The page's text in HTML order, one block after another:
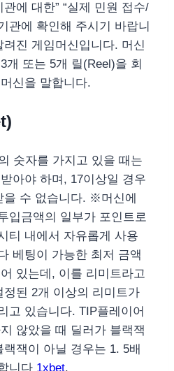
에 대한” “실제 민원 접수/
관에 확인해 주시기 바랍니
진 게임머신입니다. 머신
개 또는 5개 릴(Reel)을 회
신을 말합니다.
숫자를 가지고 있을 때는
아야 하며, 17이상일 경우
을 수 없습니다. ※머신에
입금액의 일부가 포인트로
티 내에서 자유롭게 사용
베팅이 가능한 최저 금액
있는데, 이를 리미트라고
된 2개 이상의 리미트가
고 있습니다. TIP플레이어
않았을 때 딜러가 블랙잭
잭이 아닐 경우는 1. 5배
니다 1xbet.